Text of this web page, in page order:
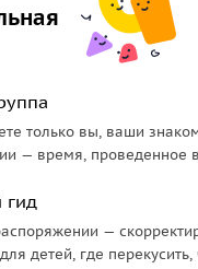
только вы, ваши
— время, проведенное
гид
—
детей, где перекусить,